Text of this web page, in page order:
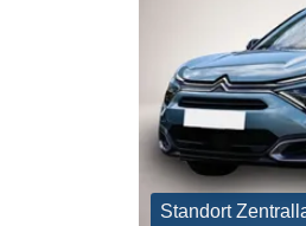
Standort